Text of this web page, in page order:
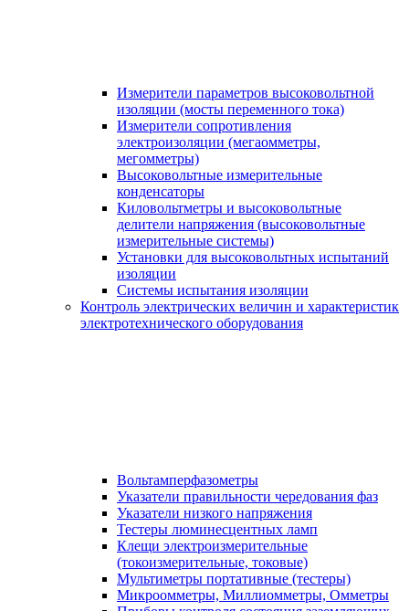
Измерители параметров высоковольтной
изоляции (мосты переменного тока)
Измерители сопротивления
электроизоляции (мегаомметры,
мегомметры)
Высоковольтные измерительные
конденсаторы
Киловольтметры и высоковольтные
делители напряжения (высоковольтные
измерительные системы)
Установки для высоковольтных испытаний
изоляции
Системы испытания изоляции
Контроль электрических величин и характеристик
электротехнического оборудования
Вольтамперфазометры
Указатели правильности чередования фаз
Указатели низкого напряжения
Тестеры люминесцентных ламп
Клещи электроизмерительные
(токоизмерительные, токовые)
Мультиметры портативные (тестеры)
Микроомметры, Миллиомметры, Омметры